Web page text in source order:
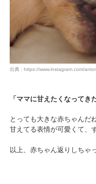
出典 : https://www.instagram.com/
「ママに甘えたくなってき
とっても大きな赤ちゃんだね
甘えてる表情が可愛くて、
以上、赤ちゃん返りしちゃ